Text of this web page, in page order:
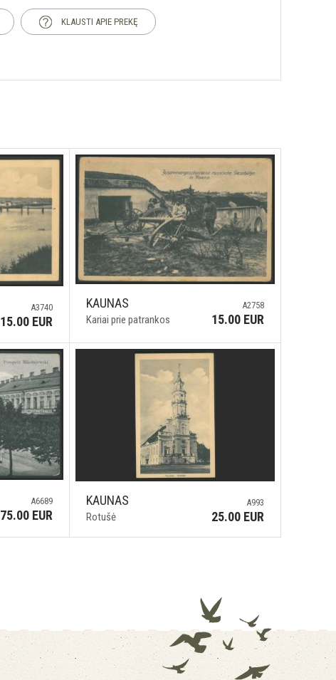
KLAUSTI APIE PREKĘ
A3740
15.00 EUR
KAUNAS
Kariai prie patrankos
A2758
15.00 EUR
A6689
75.00 EUR
KAUNAS
Rotušė
A993
25.00 EUR